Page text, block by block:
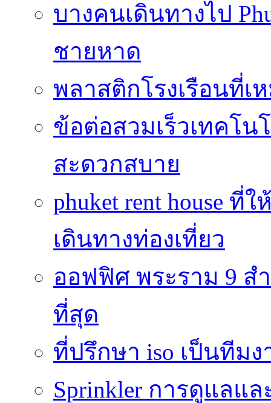
บางคนเดินทางไป
ชายหาด
พลาสติกโรงเรือนที่เ
ข้อต่อสวมเร็วเทคโน
สะดวกสบาย
phuket rent house
เดินทางท่องเที่ยว
ออฟฟิศ พระราม 9 ส
ที่สุด
ที่ปรึกษา iso เป็นทีม
Sprinkler การดูแลแ